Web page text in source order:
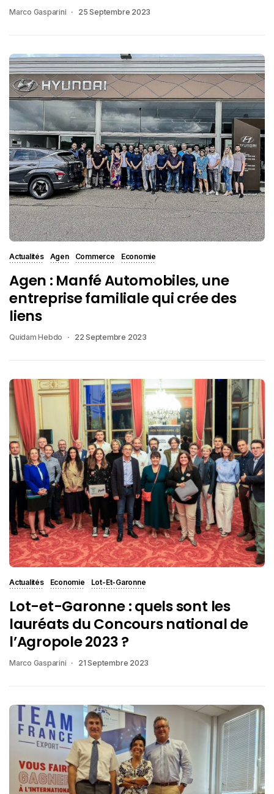
Marco Gasparini 25 Septembre 2023
Actualités Agen Commerce Economie
Agen : Manfé Automobiles, une
entreprise familiale qui crée des
liens
Quidam Hebdo 22 Septembre 2023
Actualités Economie Lot-Et-Garonne
Lot-et-Garonne : quels sont les
lauréats du Concours national de
l’Agropole 2023 ?
Marco Gasparini 21 Septembre 2023